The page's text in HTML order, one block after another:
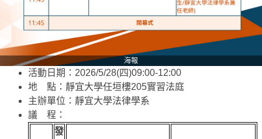
海報
活動日期：2026/5/28(四)09:00-12:00
地 點：靜宜大學任垣樓205實習法庭
主辦單位：靜宜大學法律學系
議 程：
發